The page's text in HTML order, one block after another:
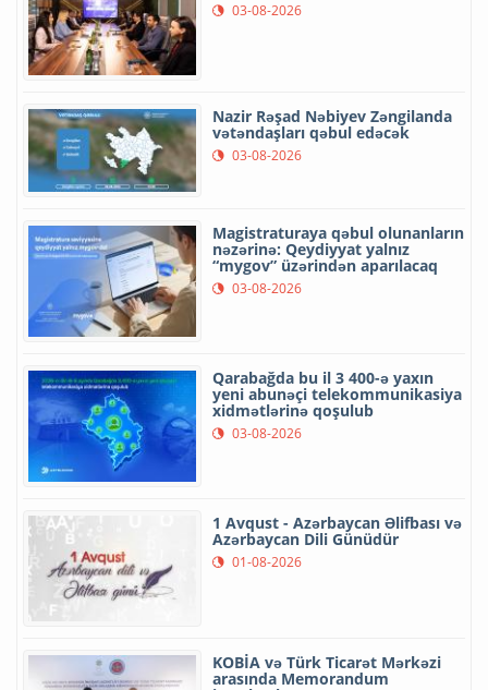
03-08-2026
Nazir Rəşad Nəbiyev Zəngilanda
vətəndaşları qəbul edəcək
03-08-2026
Magistraturaya qəbul olunanların
nəzərinə: Qeydiyyat yalnız
“mygov” üzərindən aparılacaq
03-08-2026
Qarabağda bu il 3 400-ə yaxın
yeni abunəçi telekommunikasiya
xidmətlərinə qoşulub
03-08-2026
1 Avqust - Azərbaycan Əlifbası və
Azərbaycan Dili Günüdür
01-08-2026
KOBİA və Türk Ticarət Mərkəzi
arasında Memorandum